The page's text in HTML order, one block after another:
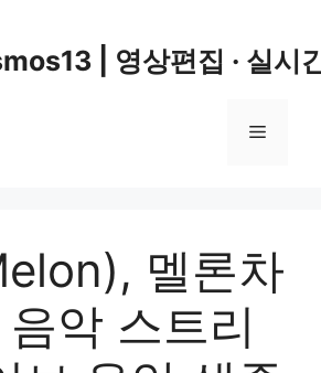
| 영상편집 · 실시
메
멜론차
악 스트리